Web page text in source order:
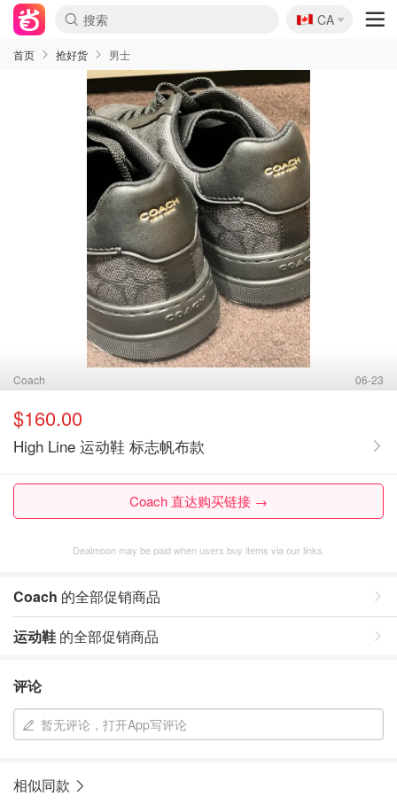
🇨🇦
CA
首页 抢好货 男士
Coach 06-23
$160.00
High Line 运动鞋 标志帆布款
Coach 直达购买链接 →
Dealmoon may be paid when users buy items via our links.
Coach 的全部促销商品
运动鞋 的全部促销商品
评论
暂无评论，打开App写评论
相似同款